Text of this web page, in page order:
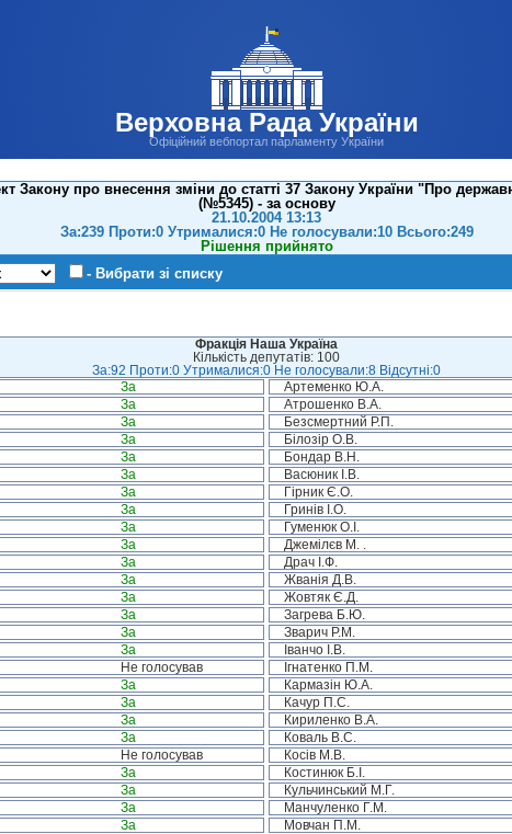
Верховна Рада України
Офіційний вебпортал парламенту України
Закону про внесення зміни до статті 37 Закону України "Про
(№5345) - за основу
21.10.2004 13:13
За:239 Проти:0 Утрималися:0 Не голосували:10 Всього:249
Рішення прийнято
- Вибрати зі списку
Фракція Наша Україна
Кількість депутатів: 100
За:92 Проти:0 Утрималися:0 Не голосували:8 Відсутні:0
За Артеменко Ю.А.
За Атрошенко В.А.
За Безсмертний Р.П.
За Білозір О.В.
За Бондар В.Н.
За Васюник І.В.
За Гірник Є.О.
За Гринів І.О.
За Гуменюк О.І.
За Джемілєв М. .
За Драч І.Ф.
За Жванія Д.В.
За Жовтяк Є.Д.
За Загрева Б.Ю.
За Зварич Р.М.
За Іванчо І.В.
Не голосував Ігнатенко П.М.
За Кармазін Ю.А.
За Качур П.С.
За Кириленко В.А.
За Коваль В.С.
Не голосував Косів М.В.
За Костинюк Б.І.
За Кульчинський М.Г.
За Манчуленко Г.М.
За Мовчан П.М.